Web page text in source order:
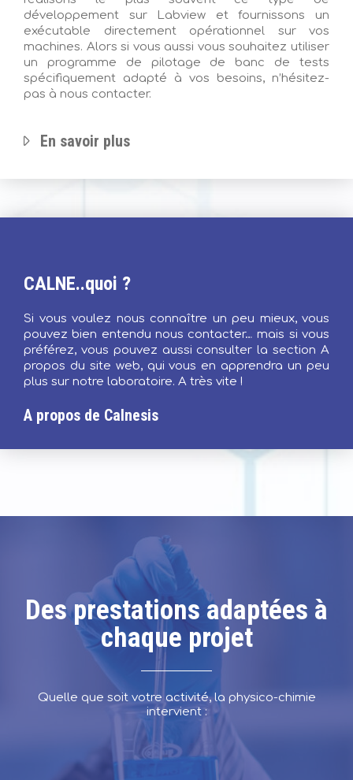
développement sur Labview et fournissons un
exécutable directement opérationnel sur vos
machines. Alors si vous aussi vous souhaitez utiliser
un programme de pilotage de banc de tests
spécifiquement adapté à vos besoins, n’hésitez-
pas à nous contacter.
En savoir plus
CALNE..quoi ?
Si vous voulez nous connaître un peu mieux, vous
pouvez bien entendu nous contacter… mais si vous
préférez, vous pouvez aussi consulter la section A
propos du site web, qui vous en apprendra un peu
plus sur notre laboratoire. A très vite !
A propos de Calnesis
Des prestations adaptées à
chaque projet
Quelle que soit votre activité, la physico-chimie
intervient :